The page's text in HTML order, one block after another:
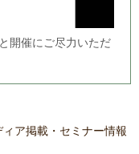
開催にご尽力いただ
ィア掲載・セミナー情報